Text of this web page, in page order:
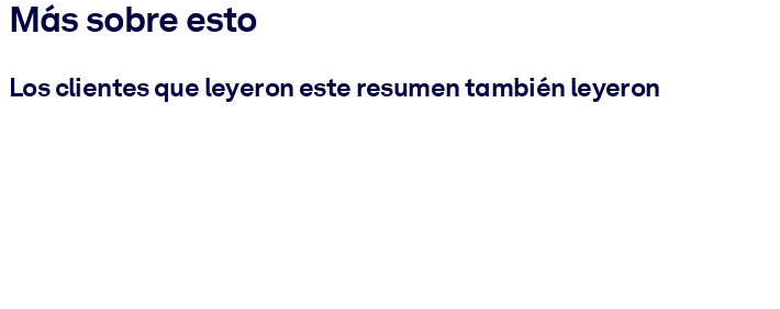
Más sobre esto
Los clientes que leyeron este resumen también leyeron